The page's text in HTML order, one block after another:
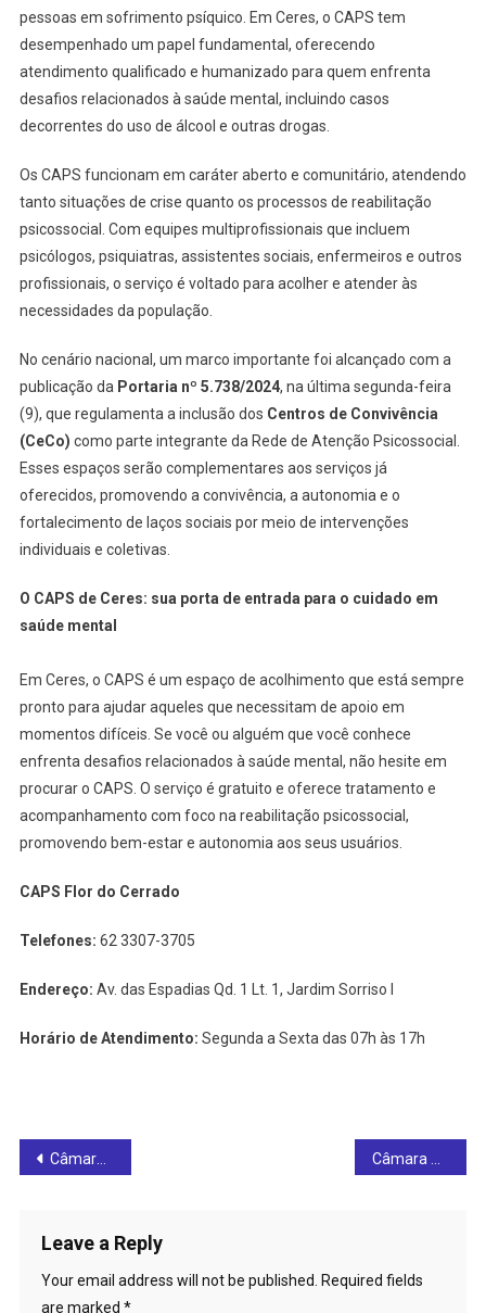
pessoas em sofrimento psíquico. Em Ceres, o CAPS tem
desempenhado um papel fundamental, oferecendo
atendimento qualificado e humanizado para quem enfrenta
desafios relacionados à saúde mental, incluindo casos
decorrentes do uso de álcool e outras drogas.
Os CAPS funcionam em caráter aberto e comunitário, atendendo
tanto situações de crise quanto os processos de reabilitação
psicossocial. Com equipes multiprofissionais que incluem
psicólogos, psiquiatras, assistentes sociais, enfermeiros e outros
profissionais, o serviço é voltado para acolher e atender às
necessidades da população.
No cenário nacional, um marco importante foi alcançado com a
publicação da Portaria nº 5.738/2024, na última segunda-feira
(9), que regulamenta a inclusão dos Centros de Convivência
(CeCo) como parte integrante da Rede de Atenção Psicossocial.
Esses espaços serão complementares aos serviços já
oferecidos, promovendo a convivência, a autonomia e o
fortalecimento de laços sociais por meio de intervenções
individuais e coletivas.
O CAPS de Ceres: sua porta de entrada para o cuidado em
saúde mental
Em Ceres, o CAPS é um espaço de acolhimento que está sempre
pronto para ajudar aqueles que necessitam de apoio em
momentos difíceis. Se você ou alguém que você conhece
enfrenta desafios relacionados à saúde mental, não hesite em
procurar o CAPS. O serviço é gratuito e oferece tratamento e
acompanhamento com foco na reabilitação psicossocial,
promovendo bem-estar e autonomia aos seus usuários.
CAPS Flor do Cerrado
Telefones: 62 3307-3705
Endereço: Av. das Espadias Qd. 1 Lt. 1, Jardim Sorriso I
Horário de Atendimento: Segunda a Sexta das 07h às 17h
Post
Câmara Municipal de Ceres realiza a 2ª Sessão Ordinária do mês de dezembro de 2024
Leave a Reply
Your email address will not be published.
Required fields
are marked *